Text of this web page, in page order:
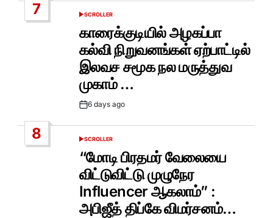
7
POSTED
SCROLLER
காரைக்குடியில் அழகப்பா
கல்வி நிறுவனங்கள் ஏற்பாட்டில்
இலவச சமூக நல மருத்துவ
முகாம் …
Post6 days ago
8
POSTED
SCROLLER
“மோடி பிரதமர் வேலையை
விட்டுவிட்டு முழுநேர
Influencer ஆகலாம்” :
அபிஜீத் திப்கே விமர்சனம்…